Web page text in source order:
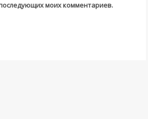
моих комментариев.